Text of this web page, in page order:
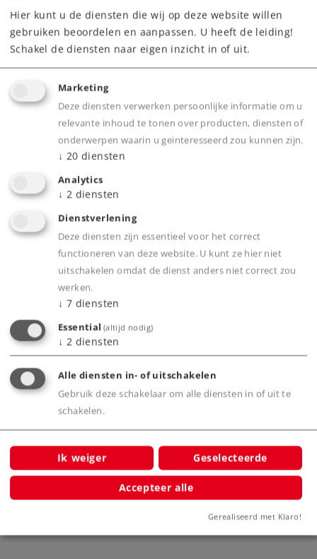
Product
Productinfo
Grootbedrijf
Bijbehorende producten
Pijlerdeel 30 mm voor C- en K-rails.
Hier kunt u de diensten die wij op deze website willen
gebruiken beoordelen en aanpassen. U heeft de leiding!
Schakel de diensten naar eigen inzicht in of uit.
Marketing
Deze diensten verwerken persoonlijke informatie om u
relevante inhoud te tonen over producten, diensten of
onderwerpen waarin u geïnteresseerd zou kunnen zijn.
↓ 20 diensten
Analytics
↓ 2 diensten
Dienstverlening
Deze diensten zijn essentieel voor het correct
functioneren van deze website. U kunt ze hier niet
uitschakelen omdat de dienst anders niet correct zou
werken.
↓ 7 diensten
Essential (altijd nodig)
↓ 2 diensten
Alle diensten in- of uitschakelen
Gebruik deze schakelaar om alle diensten in of uit te
schakelen.
Ik weiger Geselecteerde
Accepteer alle
Gerealiseerd met Klaro!